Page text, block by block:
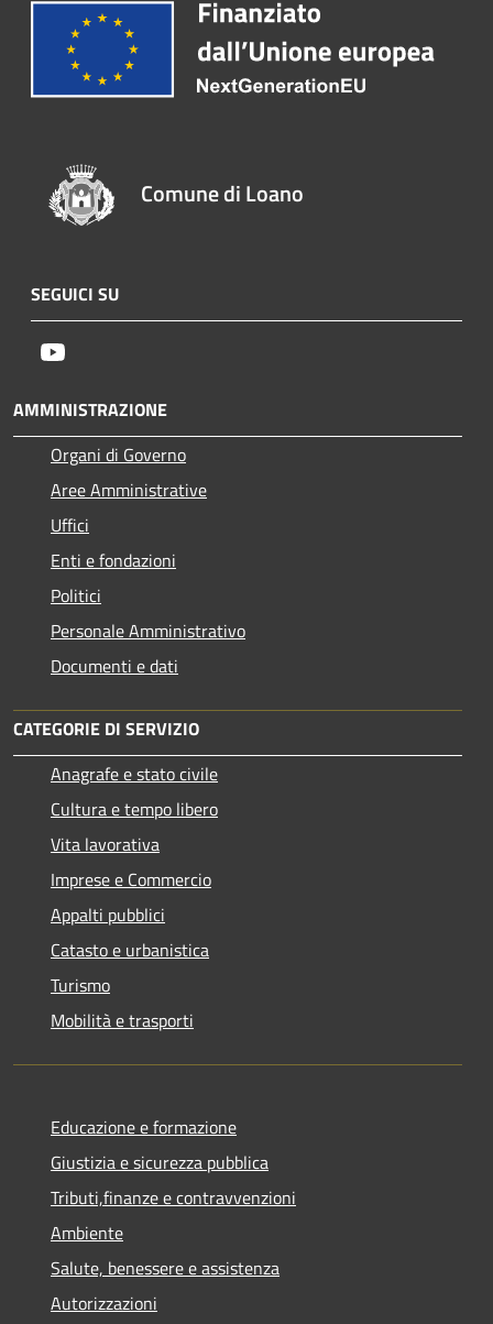
Comune di Loano
SEGUICI SU
AMMINISTRAZIONE
Organi di Governo
Aree Amministrative
Uffici
Enti e fondazioni
Politici
Personale Amministrativo
Documenti e dati
CATEGORIE DI SERVIZIO
Anagrafe e stato civile
Cultura e tempo libero
Vita lavorativa
Imprese e Commercio
Appalti pubblici
Catasto e urbanistica
Turismo
Mobilità e trasporti
Educazione e formazione
Giustizia e sicurezza pubblica
Tributi,finanze e contravvenzioni
Ambiente
Salute, benessere e assistenza
Autorizzazioni